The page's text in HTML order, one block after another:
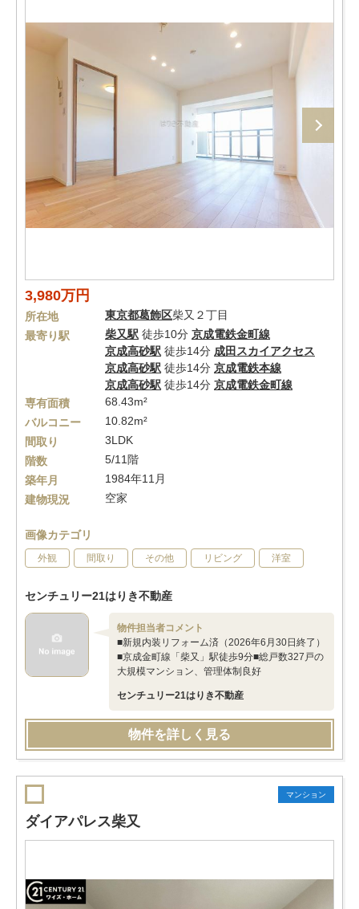
3,980万円
所在地 東京都葛飾区柴又２丁目
最寄り駅
柴又駅 徒歩10分 京成電鉄金町線
京成高砂駅 徒歩14分 成田スカイアクセス
京成高砂駅 徒歩14分 京成電鉄本線
京成高砂駅 徒歩14分 京成電鉄金町線
専有面積
68.43m²
バルコニー
10.82m²
間取り
3LDK
階数
5/11階
築年月
1984年11月
建物現況
空家
画像カテゴリ
外観 間取り その他 リビング 洋室
センチュリー21はりき不動産
物件担当者コメント
■新規内装リフォーム済（2026年6月30日終了）
■京成金町線「柴又」駅徒歩9分■総戸数327戸の
大規模マンション、管理体制良好
センチュリー21はりき不動産
物件を詳しく見る
マンション
ダイアパレス柴又